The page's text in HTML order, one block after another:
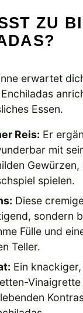
ZU
erwartet
Essen.
Reis: Er
mit
spielen.
Diese
sondern
Fülle und
Teller.
Ein